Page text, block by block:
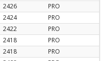
2426
PRO
2424
PRO
2422
PRO
2418
PRO
2418
PRO